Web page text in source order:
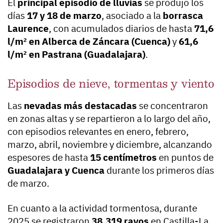
El principal episodio de lluvias se produjo los
días 17 y 18 de marzo, asociado a la borrasca
Laurence, con acumulados diarios de hasta 71,6
l/m² en Alberca de Záncara (Cuenca)y61,6
l/m² en Pastrana (Guadalajara).
Episodios de nieve, tormentas y viento
Las nevadas más destacadas se concentraron
en zonas altas y se repartieron a lo largo del año,
con episodios relevantes en enero, febrero,
marzo, abril, noviembre y diciembre, alcanzando
espesores de hasta 15 centímetros en puntos de
Guadalajara y Cuenca durante los primeros días
de marzo.
En cuanto a la actividad tormentosa, durante